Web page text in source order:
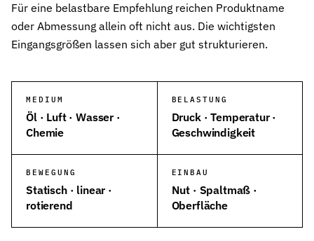
Für eine belastbare Empfehlung reichen Produktname
oder Abmessung allein oft nicht aus. Die wichtigsten
Eingangsgrößen lassen sich aber gut strukturieren.
MEDIUM
Öl · Luft · Wasser ·
Chemie
BELASTUNG
Druck · Temperatur ·
Geschwindigkeit
BEWEGUNG
Statisch · linear ·
rotierend
EINBAU
Nut · Spaltmaß ·
Oberfläche